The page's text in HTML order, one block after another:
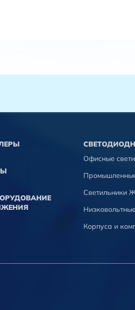
Офисные
Светильники
Корпуса и